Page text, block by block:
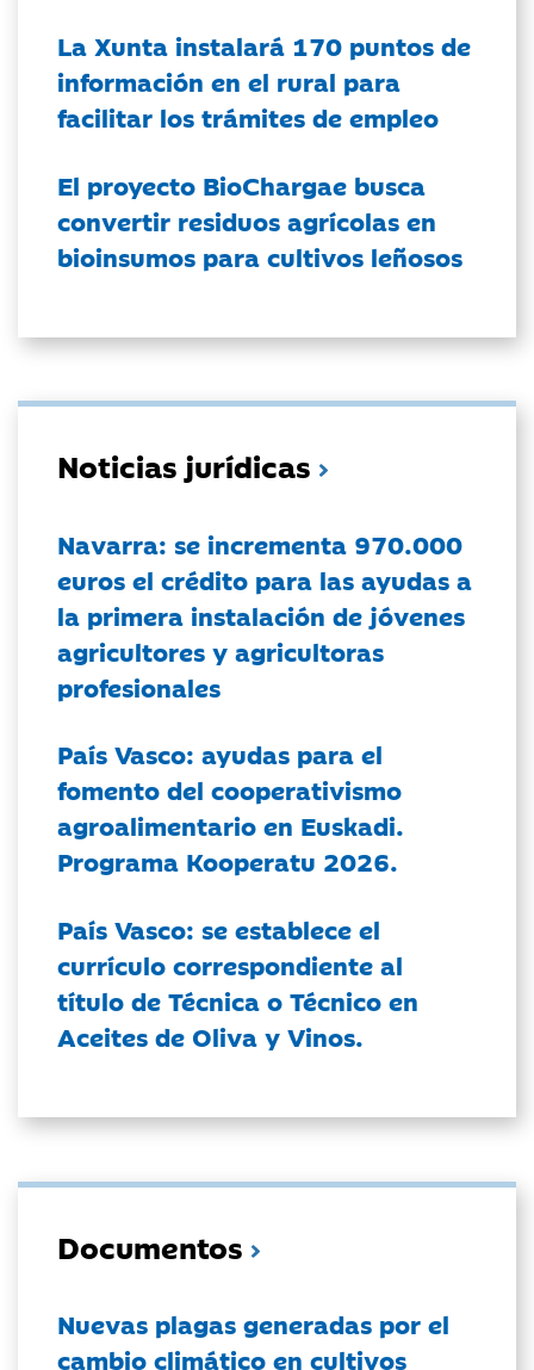
La Xunta instalará 170 puntos de
información en el rural para
facilitar los trámites de empleo
El proyecto BioChargae busca
convertir residuos agrícolas en
bioinsumos para cultivos leñosos
Noticias jurídicas
Navarra: se incrementa 970.000
euros el crédito para las ayudas a
la primera instalación de jóvenes
agricultores y agricultoras
profesionales
País Vasco: ayudas para el
fomento del cooperativismo
agroalimentario en Euskadi.
Programa Kooperatu 2026.
País Vasco: se establece el
currículo correspondiente al
título de Técnica o Técnico en
Aceites de Oliva y Vinos.
Documentos
Nuevas plagas generadas por el
cambio climático en cultivos